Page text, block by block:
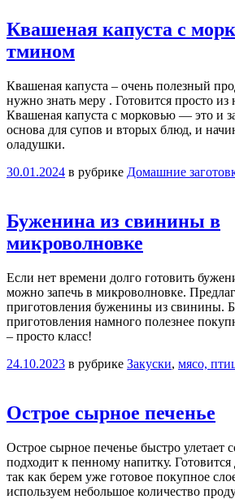
Квашеная капуста с
тмином
Квашеная капуста – очень полезный
нужно знать меру . Готовится просто из
Квашеная капуста с морковью — это и
основа для супов и вторых блюд, и
оладушки.
30.01.2024 в рубрике Домашние
Буженина из свинины в
микроволновке
Если нет времени долго готовить
можно запечь в микроволновке.
приготовления буженины из свинины.
приготовления намного полезнее
– просто класс!
24.10.2023 в рубрике Закуски, мясо,
Острое сырное печенье
Острое сырное печенье быстро улетает
подходит к пенному напитку. Готовится
так как берем уже готовое покупное
используем небольшое количество